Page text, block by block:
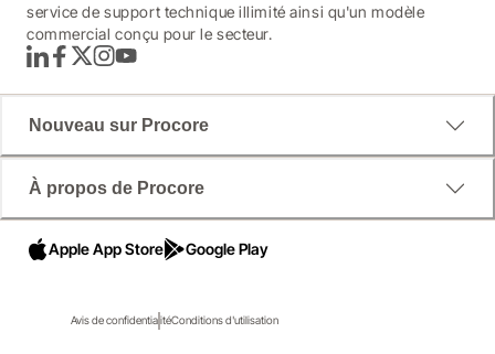
service de support technique illimité ainsi qu'un modèle
commercial conçu pour le secteur.
LinkedInFacebook
TwitterInstagram
YouTube
Nouveau sur Procore
À propos de Procore
Apple App Store Google Play
Avis de confidentialitéConditions d'utilisation